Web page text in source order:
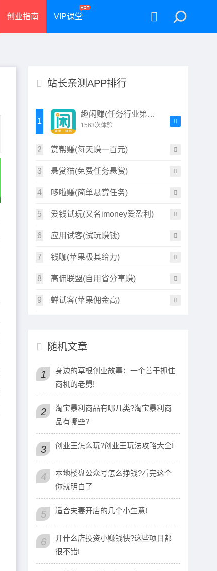
创业指南 VIP课堂
站长亲测APP排行
1
趣闲赚(任务行业第一职)
1563次体验
2 赏帮赚(每天赚一百元)
3 悬赏猫(免费任务悬赏)
4 哆啦赚(简单悬赏任务)
5 爱钱试玩(又名imoney爱盈利)
6 应用试客(试玩赚钱)
7 钱咖(苹果极其给力)
8 高佣联盟(自用省分享赚)
9 蝉试客(苹果佣金高)
随机文章
1
身边的草根创业故事：一个善于抓住
商机的老舅!
2
淘宝暴利商品有哪几类?淘宝暴利商
品有哪些?
3 创业王怎么玩?创业王玩法攻略大全!
4
本地楼盘公众号怎么挣钱?看完这个
你就明白了
5 适合夫妻开店的几个小生意!
6
开什么店投资小赚钱快?这些项目都
很不错!